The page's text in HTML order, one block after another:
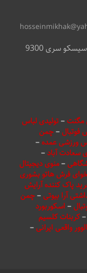
سری 9300
مگنت–تولیدی لباس
فوتبال –چمن
ورزشی عمده–
سعادت آباد –
–منوی دیجیتال
فرش هاتو بشوری
پاک کننده آرایش
آرا بیوتی –چمن
– اسکوربورد
–کربنات کلسیم
واقعی ایرانی –